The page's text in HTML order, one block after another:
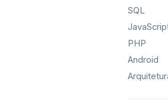
SQL
PHP
Android